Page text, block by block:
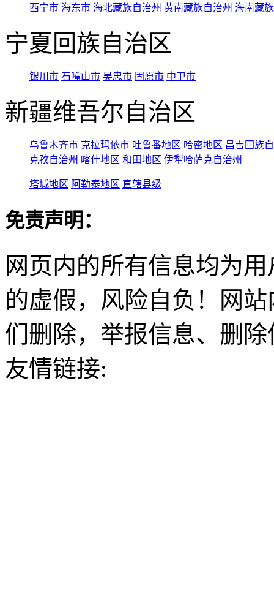
西宁市 海东市 海北藏族自治州 黄南藏族自治州 海南藏
宁夏回族自治区
银川市 石嘴山市 吴忠市 固原市 中卫市
新疆维吾尔自治区
乌鲁木齐市 克拉玛依市 吐鲁番地区 哈密地区 昌吉回族
克孜自治州 喀什地区 和田地区 伊犁哈萨克自治州
塔城地区 阿勒泰地区 直辖县级
免责声明：
网页内的所有信息均为
的虚假，风险自负！网
们删除，举报信息、删
友情链接: